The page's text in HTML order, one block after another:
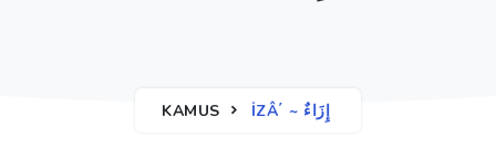
KAMUS IZÂ΄ ~ إِزَاءٌ